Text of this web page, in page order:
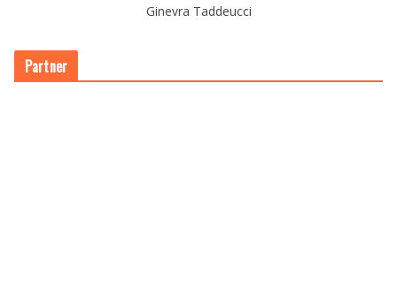
Ginevra Taddeucci
Partner